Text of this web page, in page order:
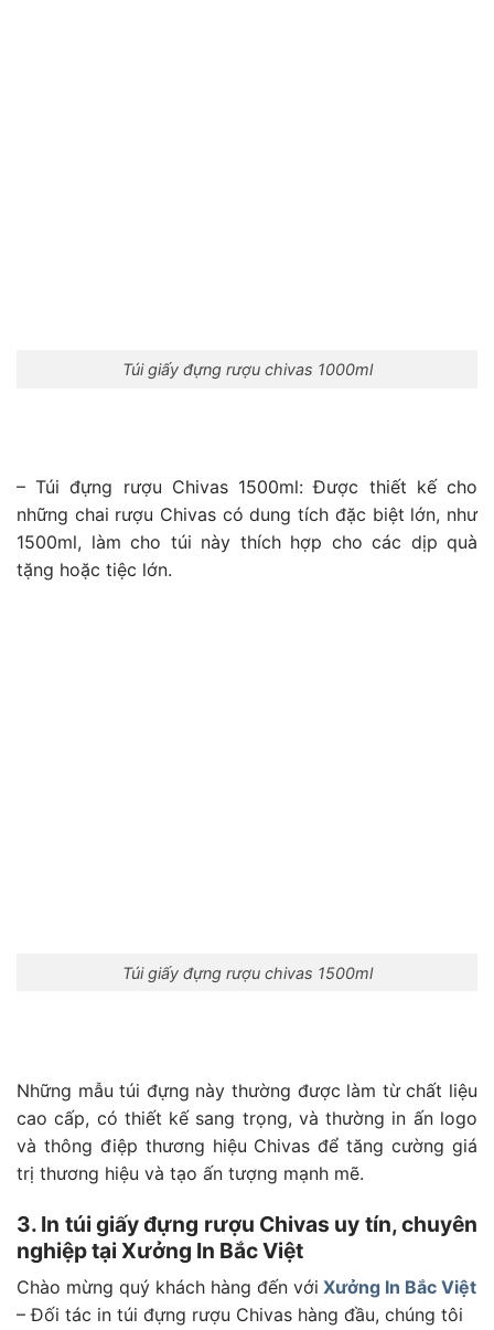
Túi giấy đựng rượu chivas 1000ml
– Túi đựng rượu Chivas 1500ml:Được thiết kế cho
những chai rượu Chivas có dung tích đặc biệt lớn, như
1500ml, làm cho túi này thích hợp cho các dịp quà
tặng hoặc tiệc lớn.
Túi giấy đựng rượu chivas 1500ml
Những mẫu túi đựng này thường được làm từ chất liệu
cao cấp, có thiết kế sang trọng, và thường in ấn logo
và thông điệp thương hiệu Chivas để tăng cường giá
trị thương hiệu và tạo ấn tượng mạnh mẽ.
3. In túi giấy đựng rượu Chivas uy tín, chuyên
nghiệp tại Xưởng In Bắc Việt
Chào mừng quý khách hàng đến với Xưởng In Bắc Việt
– Đối tác in túi đựng rượu Chivas hàng đầu, chúng tôi